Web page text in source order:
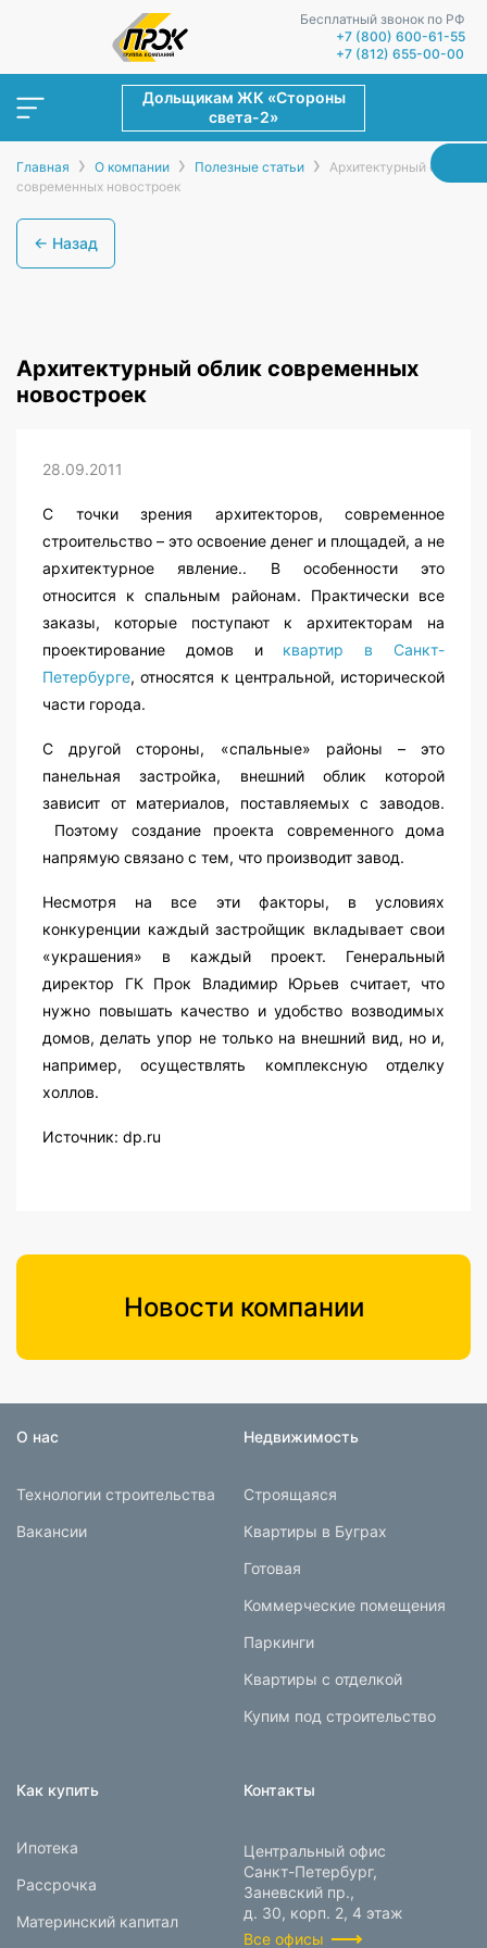
Бесплатный звонок по РФ
+7 (800) 600-61-55
+7 (812) 655-00-00
Дольщикам ЖК «Стороны
света-2»
Главная › О компании › Полезные статьи › Архитектурный облик
современных новостроек
← Назад
Архитектурный облик современных
новостроек
28.09.2011
С точки зрения архитекторов, современное
строительство – это освоение денег и площадей, а не
архитектурное явление.. В особенности это
относится к спальным районам. Практически все
заказы, которые поступают к архитекторам на
проектирование домов и квартир в Санкт-
Петербурге, относятся к центральной, исторической
части города.
С другой стороны, «спальные» районы – это
панельная застройка, внешний облик которой
зависит от материалов, поставляемых с заводов.
Поэтому создание проекта современного дома
напрямую связано с тем, что производит завод.
Несмотря на все эти факторы, в условиях
конкуренции каждый застройщик вкладывает свои
«украшения» в каждый проект. Генеральный
директор ГК Прок Владимир Юрьев считает, что
нужно повышать качество и удобство возводимых
домов, делать упор не только на внешний вид, но и,
например, осуществлять комплексную отделку
холлов.
Источник: dp.ru
Новости компании
О нас
Технологии строительства
Вакансии
Недвижимость
Строящаяся
Квартиры в Буграх
Готовая
Коммерческие помещения
Паркинги
Квартиры с отделкой
Купим под строительство
Как купить
Ипотека
Рассрочка
Материнский капитал
Контакты
Центральный офис
Санкт-Петербург,
Заневский пр.,
д. 30, корп. 2, 4 этаж
Все офисы